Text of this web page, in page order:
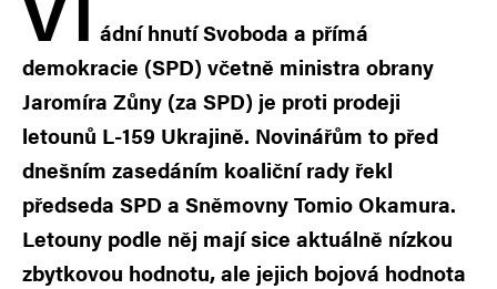
ádní hnutí Svoboda a přímá
demokracie (SPD) včetně ministra obrany
Jaromíra Zůny (za SPD) je proti prodeji
letounů L-159 Ukrajině. Novinářům to před
dnešním zasedáním koaliční rady řekl
předseda SPD a Sněmovny Tomio Okamura.
Letouny podle něj mají sice aktuálně nízkou
zbytkovou hodnotu, ale jejich bojová hodnota